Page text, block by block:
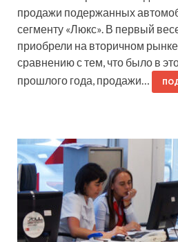
продажи подержанных
сегменту «Люкс». В первый
приобрели на вторичном
сравнению с тем, что было в
прошлого года, продажи…